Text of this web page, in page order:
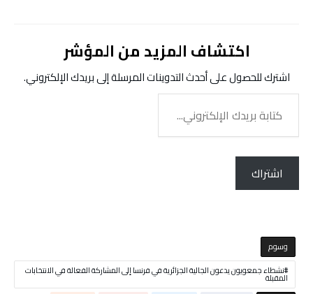
اكتشاف المزيد من المؤشر
اشترك للحصول على أحدث التدوينات المرسلة إلى بريدك الإلكتروني.
بريدك
الإلكتروني...
اشتراك
‫‫‫‫وسوم‬
نشطاء جمعويون يدعون الجالية الجزائرية في فرنسا إلى المشاركة الفعالة في الانتخابات
المقبلة